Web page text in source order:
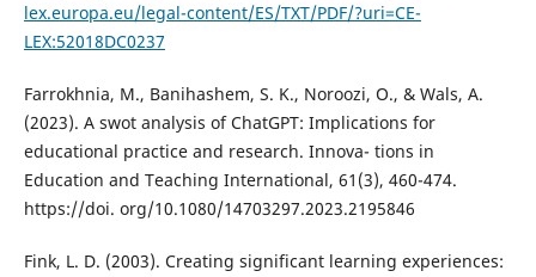
lex.europa.eu/legal-content/ES/TXT/PDF/?uri=CE-
LEX:52018DC0237
Farrokhnia, M., Banihashem, S. K., Noroozi, O., & Wals, A.
(2023). A swot analysis of ChatGPT: Implications for
educational practice and research. Innova- tions in
Education and Teaching International, 61(3), 460-474.
https://doi. org/10.1080/14703297.2023.2195846
Fink, L. D. (2003). Creating significant learning experiences: